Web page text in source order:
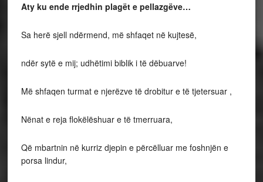
Aty ku ende rrjedhin plagët e pellazgëve…
Sa herë sjell ndërmend, më shfaqet në kujtesë,
ndër sytë e mij; udhëtimi biblik i të dëbuarve!
Më shfaqen turmat e njerëzve të drobitur e të tjetersuar ,
Nënat e reja flokëlëshuar e të tmerruara,
Që mbartnin në kurriz djepin e përcëlluar me foshnjën e
porsa lindur,